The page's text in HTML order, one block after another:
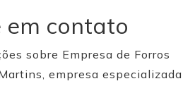
em contato
sobre Empresa de Forros
empresa especializada